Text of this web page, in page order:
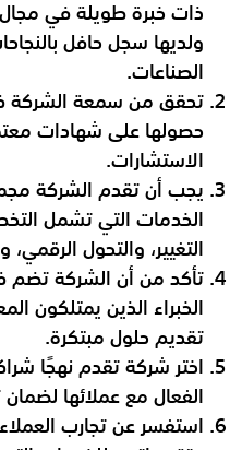
ذات خبرة طويلة في مجال
ولديها سجل حافل
الصناعات.
تحقق من سمعة الشركة
حصولها على شهادات
الاستشارات.
يجب أن تقدم الشركة
الخدمات التي تشمل
التغيير، والتحول الرقمي،
تأكد من أن الشركة تضم
الخبراء الذين يمتلكون
تقديم حلول مبتكرة.
اختر شركة تقدم نهجًا
الفعال مع عملائها
استفسر عن تجارب